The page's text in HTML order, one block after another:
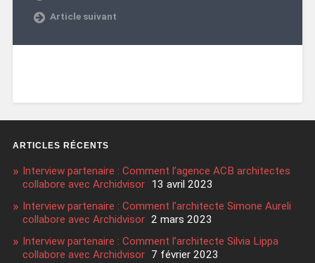
Article suivant
ARTICLES RÉCENTS
Interview partenaire : Comment l’agence ACB architectes
collabore avec Archidvisor 13 avril 2023
Interview partenaire : Comment l’architecte Simone Aureli
collabore avec Archidvisor 2 mars 2023
Interview partenaire : Comment l’architecte Silvia Lippa
collabore avec Archidvisor 7 février 2023